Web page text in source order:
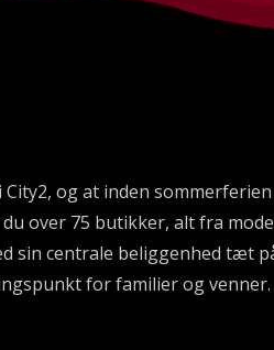
og at inden
over 75 butikker, alt fra
sin centrale beliggenhed tæt
for familier og venner.